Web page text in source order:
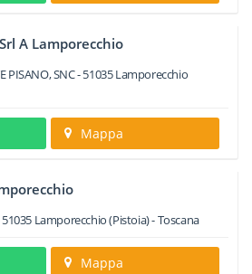
A Lamporecchio
PISANO, SNC-51035Lamporecchio
Mappa
51035 Lamporecchio(Pistoia) -Toscana
Mappa